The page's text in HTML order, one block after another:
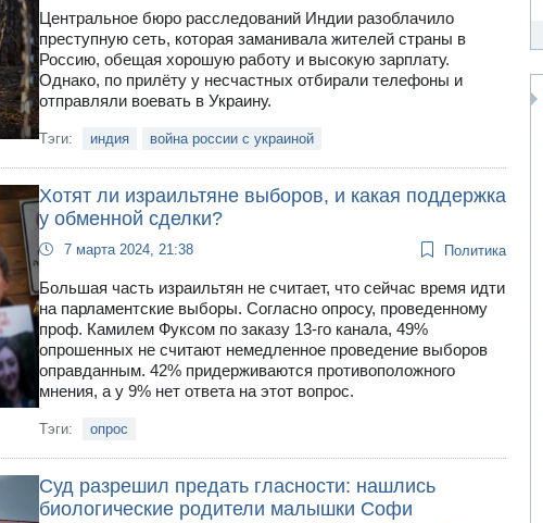
Центральное бюро расследований Индии разоблачило
преступную сеть, которая заманивала жителей страны в
Россию, обещая хорошую работу и высокую зарплату.
Однако, по прилёту у несчастных отбирали телефоны и
отправляли воевать в Украину.
Тэги: индия война россии с украиной
Хотят ли израильтяне выборов, и какая поддержка
у обменной сделки?
7 марта 2024, 21:38 Политика
Большая часть израильтян не считает, что сейчас время идти
на парламентские выборы. Согласно опросу, проведенному
проф. Камилем Фуксом по заказу 13-го канала, 49%
опрошенных не считают немедленное проведение выборов
оправданным. 42% придерживаются противоположного
мнения, а у 9% нет ответа на этот вопрос.
Тэги: опрос
Суд разрешил предать гласности: нашлись
биологические родители малышки Софи